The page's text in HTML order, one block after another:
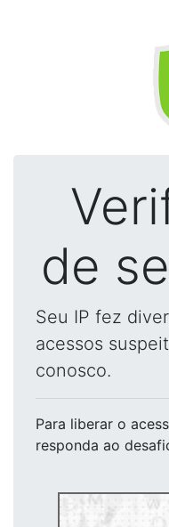
de
Seu IP fez
acessos
conosco.
Para liberar o
responda ao